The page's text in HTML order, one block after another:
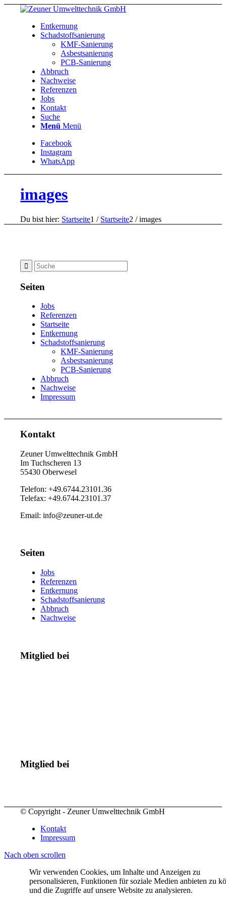
Entkernung
Schadstoffsanierung
KMF-Sanierung
Asbestsanierung
PCB-Sanierung
Abbruch
Nachweise
Referenzen
Jobs
Kontakt
Suche
Menü Menü
Facebook
Instagram
WhatsApp
images
Du bist hier: Startseite1 / Startseite2 / images
Seiten
Jobs
Referenzen
Startseite
Entkernung
Schadstoffsanierung
KMF-Sanierung
Asbestsanierung
PCB-Sanierung
Abbruch
Nachweise
Impressum
Kontakt
Zeuner Umwelttechnik GmbH
Im Tuchscheren 13
55430 Oberwesel
Telefon: +49.6744.23101.36
Telefax: +49.6744.23101.37
Email: info@zeuner-ut.de
Seiten
Jobs
Referenzen
Entkernung
Schadstoffsanierung
Abbruch
Nachweise
Mitglied bei
Mitglied bei
© Copyright - Zeuner Umwelttechnik GmbH
Kontakt
Impressum
Nach oben scrollen
Wir verwenden Cookies, um Inhalte und Anzeigen zu
personalisieren, Funktionen für soziale Medien anbieten zu
und die Zugriffe auf unsere Website zu analysieren.